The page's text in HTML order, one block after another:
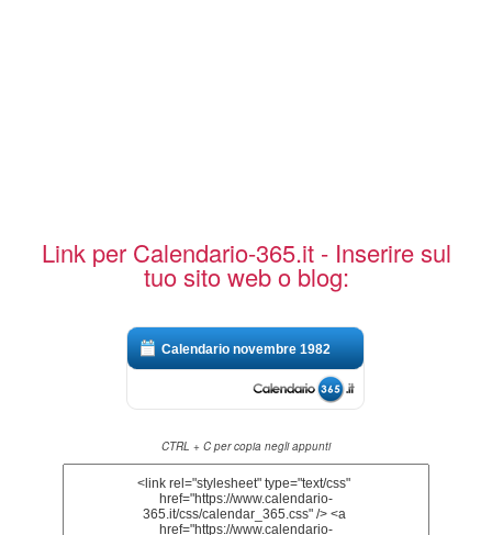
Link per Calendario-365.it - Inserire sul
tuo sito web o blog:
Calendario novembre 1982
CTRL + C per copia negli appunti